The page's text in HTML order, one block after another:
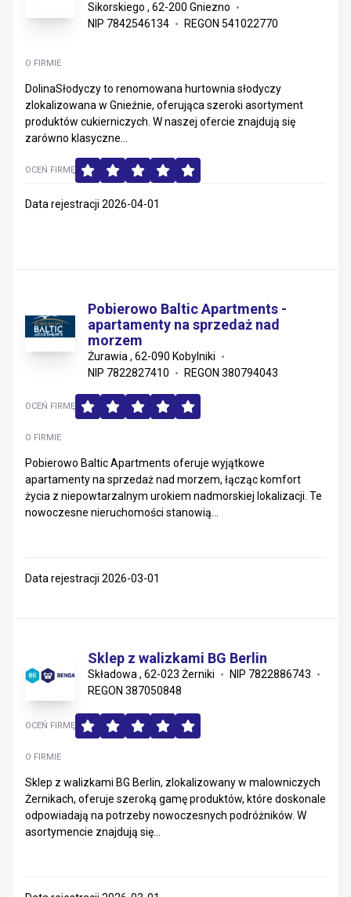
Sikorskiego , 62-200 Gniezno
NIP 7842546134
REGON 541022770
O FIRMIE
DolinaSłodyczy to renomowana hurtownia słodyczy
zlokalizowana w Gnieźnie, oferująca szeroki asortyment
produktów cukierniczych. W naszej ofercie znajdują się
zarówno klasyczne...
OCEŃ FIRMĘ
Data rejestracji 2026-04-01
Pobierowo Baltic Apartments -
apartamenty na sprzedaż nad
morzem
Żurawia , 62-090 Kobylniki
NIP 7822827410
REGON 380794043
O FIRMIE
Pobierowo Baltic Apartments oferuje wyjątkowe
apartamenty na sprzedaż nad morzem, łącząc komfort
życia z niepowtarzalnym urokiem nadmorskiej lokalizacji. Te
nowoczesne nieruchomości stanowią...
OCEŃ FIRMĘ
Data rejestracji 2026-03-01
Sklep z walizkami BG Berlin
Składowa , 62-023 Żerniki
NIP 7822886743
REGON 387050848
O FIRMIE
Sklep z walizkami BG Berlin, zlokalizowany w malowniczych
Żernikach, oferuje szeroką gamę produktów, które doskonale
odpowiadają na potrzeby nowoczesnych podróżników. W
asortymencie znajdują się...
OCEŃ FIRMĘ